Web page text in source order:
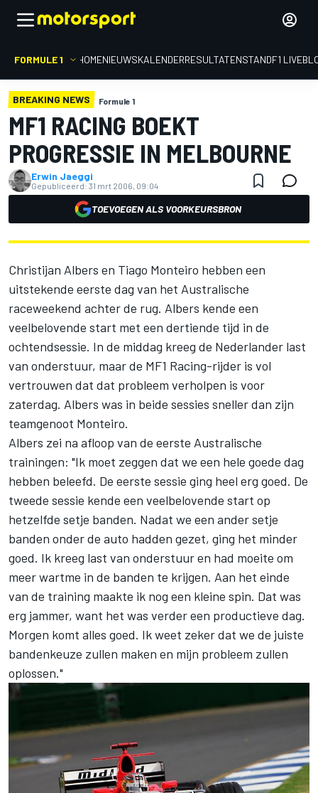
FORMULE 1 HOMENIEUWSKALENDERRESULTATENSTANDF1
BREAKING NEWS Formule 1
MF1 RACING BOEKT
PROGRESSIE IN MELBOURNE
Erwin Jaeggi
Gepubliceerd: 31 mrt 2006, 09:04
TOEVOEGEN ALS VOORKEURSBRON
Christijan Albers en Tiago Monteiro hebben een
uitstekende eerste dag van het Australische
raceweekend achter de rug. Albers kende een
veelbelovende start met een dertiende tijd in de
ochtendsessie. In de middag kreeg de Nederlander last
van onderstuur, maar de MF1 Racing-rijder is vol
vertrouwen dat dat probleem verholpen is voor
zaterdag. Albers was in beide sessies sneller dan zijn
teamgenoot Monteiro.
Albers zei na afloop van de eerste Australische
trainingen: "Ik moet zeggen dat we een hele goede dag
hebben beleefd. De eerste sessie ging heel erg goed. De
tweede sessie kende een veelbelovende start op
hetzelfde setje banden. Nadat we een ander setje
banden onder de auto hadden gezet, ging het minder
goed. Ik kreeg last van onderstuur en had moeite om
meer wartme in de banden te krijgen. Aan het einde
van de training maakte ik nog een kleine spin. Dat was
erg jammer, want het was verder een productieve dag.
Morgen komt alles goed. Ik weet zeker dat we de juiste
bandenkeuze zullen maken en mijn probleem zullen
oplossen."